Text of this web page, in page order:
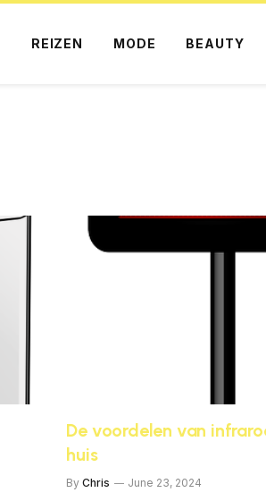
REIZEN MODE BEAUTY
De voordelen van
huis
By Chris June 23, 2024